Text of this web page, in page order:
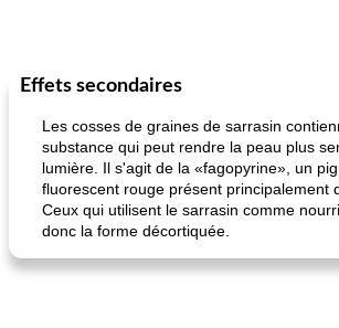
Effets secondaires
Les cosses de graines de sarrasin
substance qui peut rendre la peau plus
lumière. Il s'agit de la «fagopyrine», un
fluorescent rouge présent principalement
Ceux qui utilisent le sarrasin comme
donc la forme décortiquée.